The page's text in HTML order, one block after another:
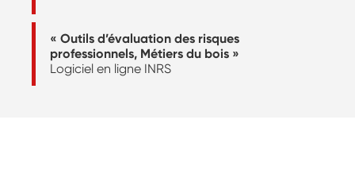
« Outils d’évaluation des risques
professionnels, Métiers du bois »
Logiciel en ligne INRS